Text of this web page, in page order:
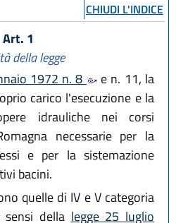
CHIUDI L'INDICE
Art. 1
della legge
1972 n. 8
e n. 11, la
carico l'esecuzione e la
idrauliche nei corsi
necessarie per la
e per la sistemazione
bacini.
quelle di IV e V categoria
della legge 25 luglio